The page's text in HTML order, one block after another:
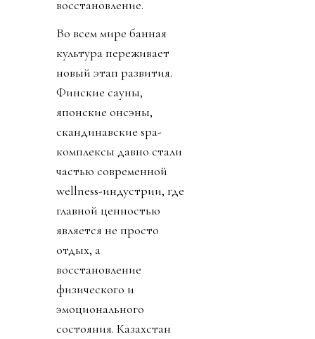
восстановление.
Во всем мире банная
культура переживает
новый этап развития.
Финские сауны,
японские онсэны,
скандинавские spa-
комплексы давно стали
частью современной
wellness-индустрии, где
главной ценностью
является не просто
отдых, а
восстановление
физического и
эмоционального
состояния. Казахстан